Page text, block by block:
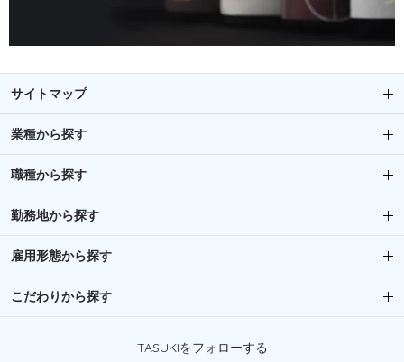
サイトマップ
業種から探す
職種から探す
勤務地から探す
雇用形態から探す
こだわりから探す
TASUKIをフォローする